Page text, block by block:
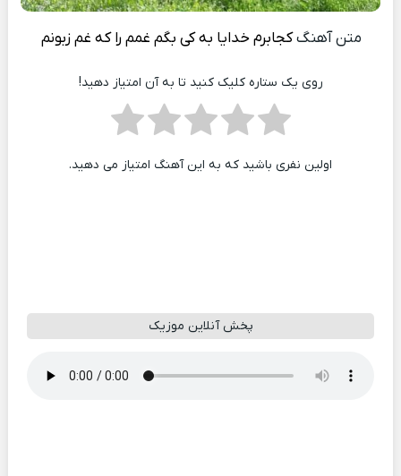
متن آهنگکجابرم خدایا به کی بگم غمم را که غم زبونم
روی یک ستاره کلیک کنید تا به آن امتیاز دهید!
اولین نفری باشید که به این آهنگ امتیاز می دهید.
پخش آنلاین موزیک